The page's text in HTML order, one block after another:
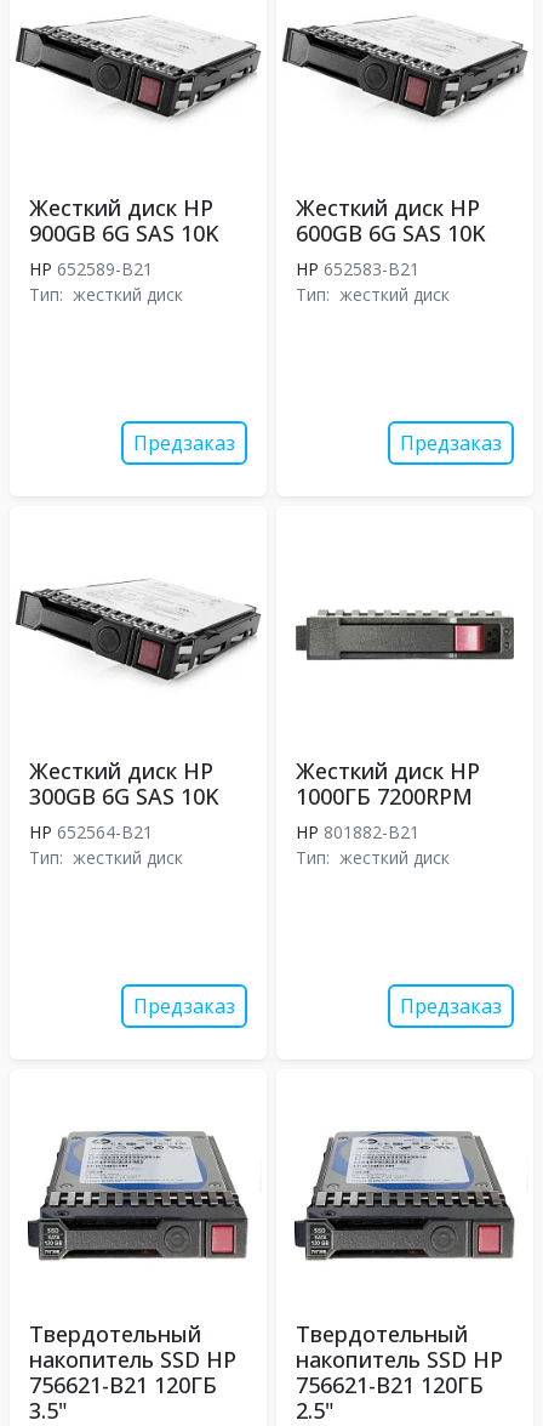
Жесткий диск HP
900GB 6G SAS 10K
HP 652589-B21
Тип: жесткий диск
Предзаказ
Жесткий диск HP
600GB 6G SAS 10K
HP 652583-B21
Тип: жесткий диск
Предзаказ
Жесткий диск HP
300GB 6G SAS 10K
HP 652564-B21
Тип: жесткий диск
Предзаказ
Жесткий диск HP
1000ГБ 7200RPM
HP 801882-B21
Тип: жесткий диск
Предзаказ
Твердотельный
накопитель SSD HP
756621-B21 120ГБ
3.5"
Твердотельный
накопитель SSD HP
756621-B21 120ГБ
2.5"